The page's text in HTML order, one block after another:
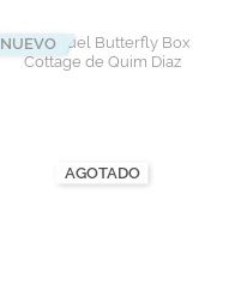
AGOTADO
NUEVO